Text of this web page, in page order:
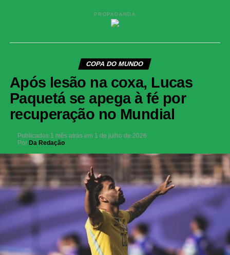
PROPAGANDA
COPA DO MUNDO
Após lesão na coxa, Lucas
Paquetá se apega à fé por
recuperação no Mundial
Publicados 1 mês atrás em 1 de julho de 2026
Por Da Redação